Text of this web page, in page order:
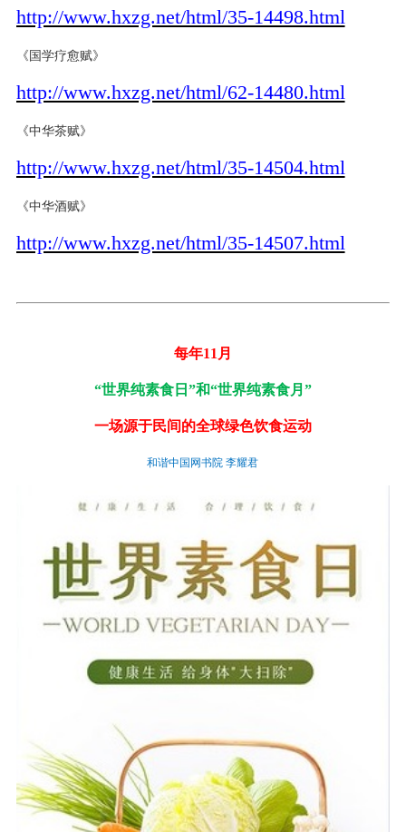
http://www.hxzg.net/html/35-14498.html
《国学疗愈赋》
http://www.hxzg.net/html/62-14480.html
《中华茶赋》
http://www.hxzg.net/html/35-14504.html
《中华酒赋》
http://www.hxzg.net/html/35-14507.html
每年11月
“世界纯素食日 ”和“世界纯素食月 ”
一场源于民间的全球绿色饮食运动
和谐中国网书院 李耀君